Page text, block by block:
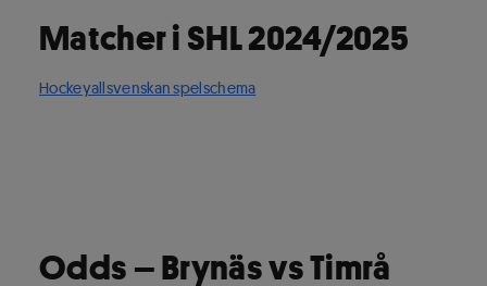
Matcher i SHL 2024/2025
Hockeyallsvenskan spelschema
Odds – Brynäs vs Timrå